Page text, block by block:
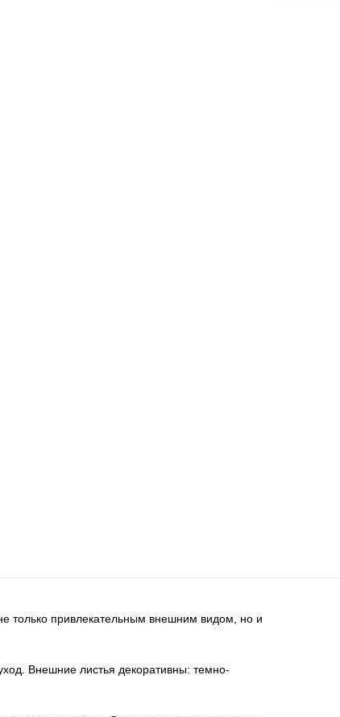
только привлекательным внешним видом, но и
Внешние листья декоративны: темно-